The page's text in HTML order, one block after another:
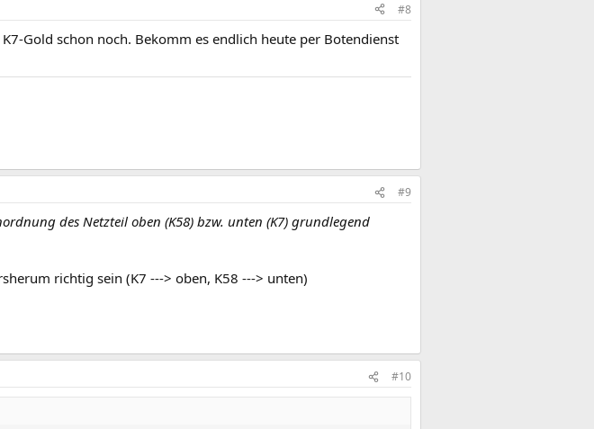
#8
Gold schon noch. Bekomm es endlich heute per Botendienst
#9
des Netzteil oben (K58) bzw. unten (K7) grundlegend
richtig sein (K7 ---> oben, K58 ---> unten)
#10